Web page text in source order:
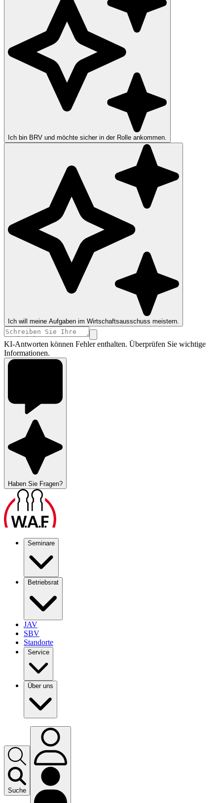
Ich bin BRV und möchte sicher in der Rolle ankommen.
Ich will meine Aufgaben im Wirtschaftsausschuss meistern.
KI-Antworten können Fehler enthalten. Überprüfen Sie wichtige
Informationen.
Haben Sie Fragen?
Seminare
Betriebsrat
JAV
SBV
Standorte
Service
Über uns
Suche